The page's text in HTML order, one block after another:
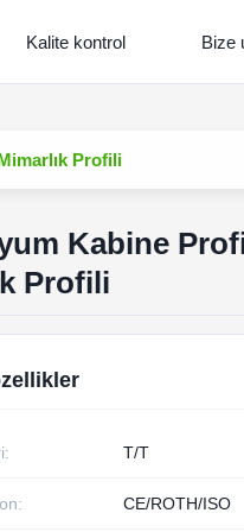
Kalite kontrol Bize
Profili
Kabine
Profili
T/T
CE/ROTH/ISO